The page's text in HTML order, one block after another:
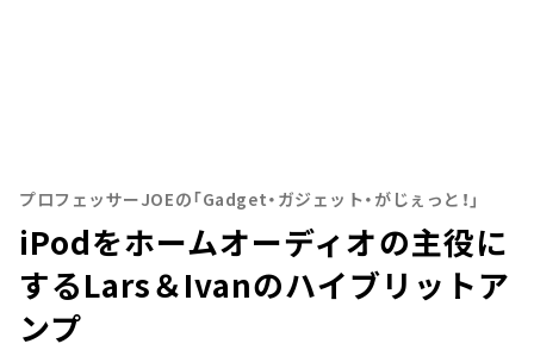
プロフェッサーJOEの「Gadget・ガジェット・がじぇっと！」
iPodをホームオーディオの主役に
するLars＆Ivanのハイブリットア
ンプ